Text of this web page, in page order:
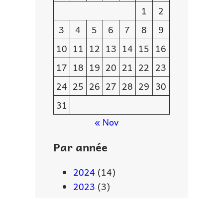
1
2
3
4 5 6 7 8
9
10 11 12 13 14 15 16
17 18 19 20 21 22 23
24 25 26 27 28 29 30
31
« Nov
Par année
2024 (14)
2023 (3)